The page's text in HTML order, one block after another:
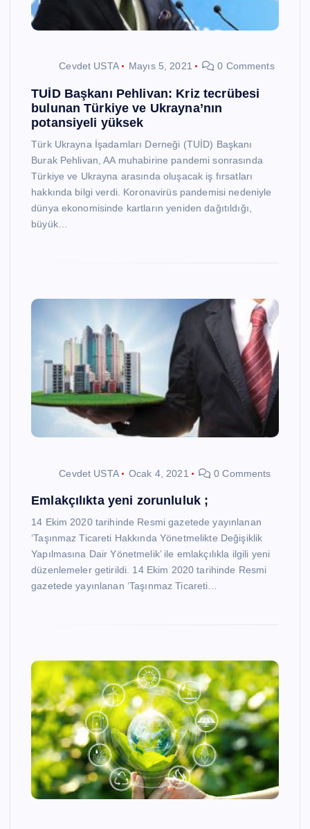
Cevdet USTA Mayıs 5, 2021 0 Comments
TUİD Başkanı Pehlivan: Kriz tecrübesi
bulunan Türkiye ve Ukrayna’nın
potansiyeli yüksek
Türk Ukrayna İşadamları Derneği (TUİD) Başkanı
Burak Pehlivan, AA muhabirine pandemi sonrasında
Türkiye ve Ukrayna arasında oluşacak iş fırsatları
hakkında bilgi verdi. Koronavirüs pandemisi nedeniyle
dünya ekonomisinde kartların yeniden dağıtıldığı,
büyük…
Cevdet USTA Ocak 4, 2021 0 Comments
Emlakçılıkta yeni zorunluluk ;
14 Ekim 2020 tarihinde Resmi gazetede yayınlanan
‘Taşınmaz Ticareti Hakkında Yönetmelikte Değişiklik
Yapılmasına Dair Yönetmelik’ ile emlakçılıkla ilgili yeni
düzenlemeler getirildi. 14 Ekim 2020 tarihinde Resmi
gazetede yayınlanan ‘Taşınmaz Ticareti…